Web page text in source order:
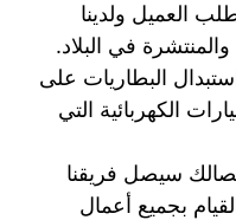
العميل ولدينا
في البلاد.
البطاريات على
الكهربائية التي
سيصل فريقنا
دقيقة والقيام بجميع أعمال